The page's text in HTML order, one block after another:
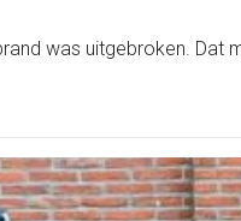
was uitgebroken. Dat